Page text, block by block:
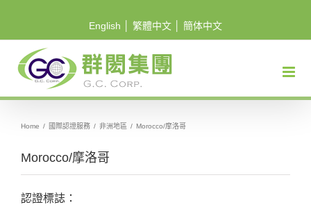
English 繁體中文 簡体中文
Home / 國際認證服務 / 非洲地區 / Morocco/摩洛哥
Morocco/摩洛哥
認證標誌：